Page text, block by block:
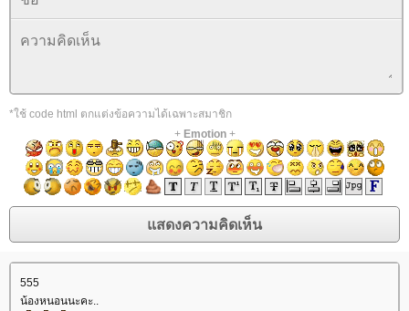
*ใช้ code html ตกแต่งข้อความได้เฉพาะสมาชิก
+ Emotion+
555
น้องหนอนนะคะ..